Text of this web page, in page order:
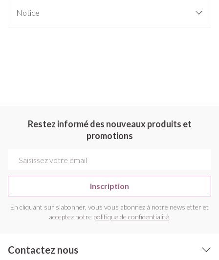
Notice
Restez informé des nouveaux produits et
promotions
Inscription
En cliquant sur s'abonner, vous vous abonnez à notre newsletter et
acceptez notre politique de confidentialité.
Contactez nous